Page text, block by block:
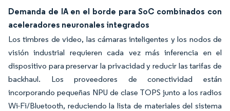
Demanda de IA en el borde para SoC combinados con
aceleradores neuronales integrados
Los timbres de video, las cámaras inteligentes y los nodos de
visión industrial requieren cada vez más inferencia en el
dispositivo para preservar la privacidad y reducir las tarifas de
backhaul. Los proveedores de conectividad están
incorporando pequeñas NPU de clase TOPS junto a los radios
Wi-Fi/Bluetooth, reduciendo la lista de materiales del sistema